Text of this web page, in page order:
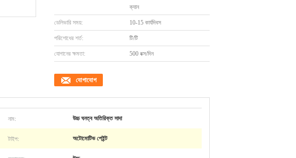
ক্যান
ডেলিভারি সময়: 10-15 কার্যদিবস
পরিশোধের শর্ত: টি/টি
যোগানের ক্ষমতা: 500 বক্স/দিন
যোগাযোগ
নাম: উচ্চ ঘনত্ব অতিরিক্ত সাদা
টাইপ: অটোমোটিভ পেইন্ট